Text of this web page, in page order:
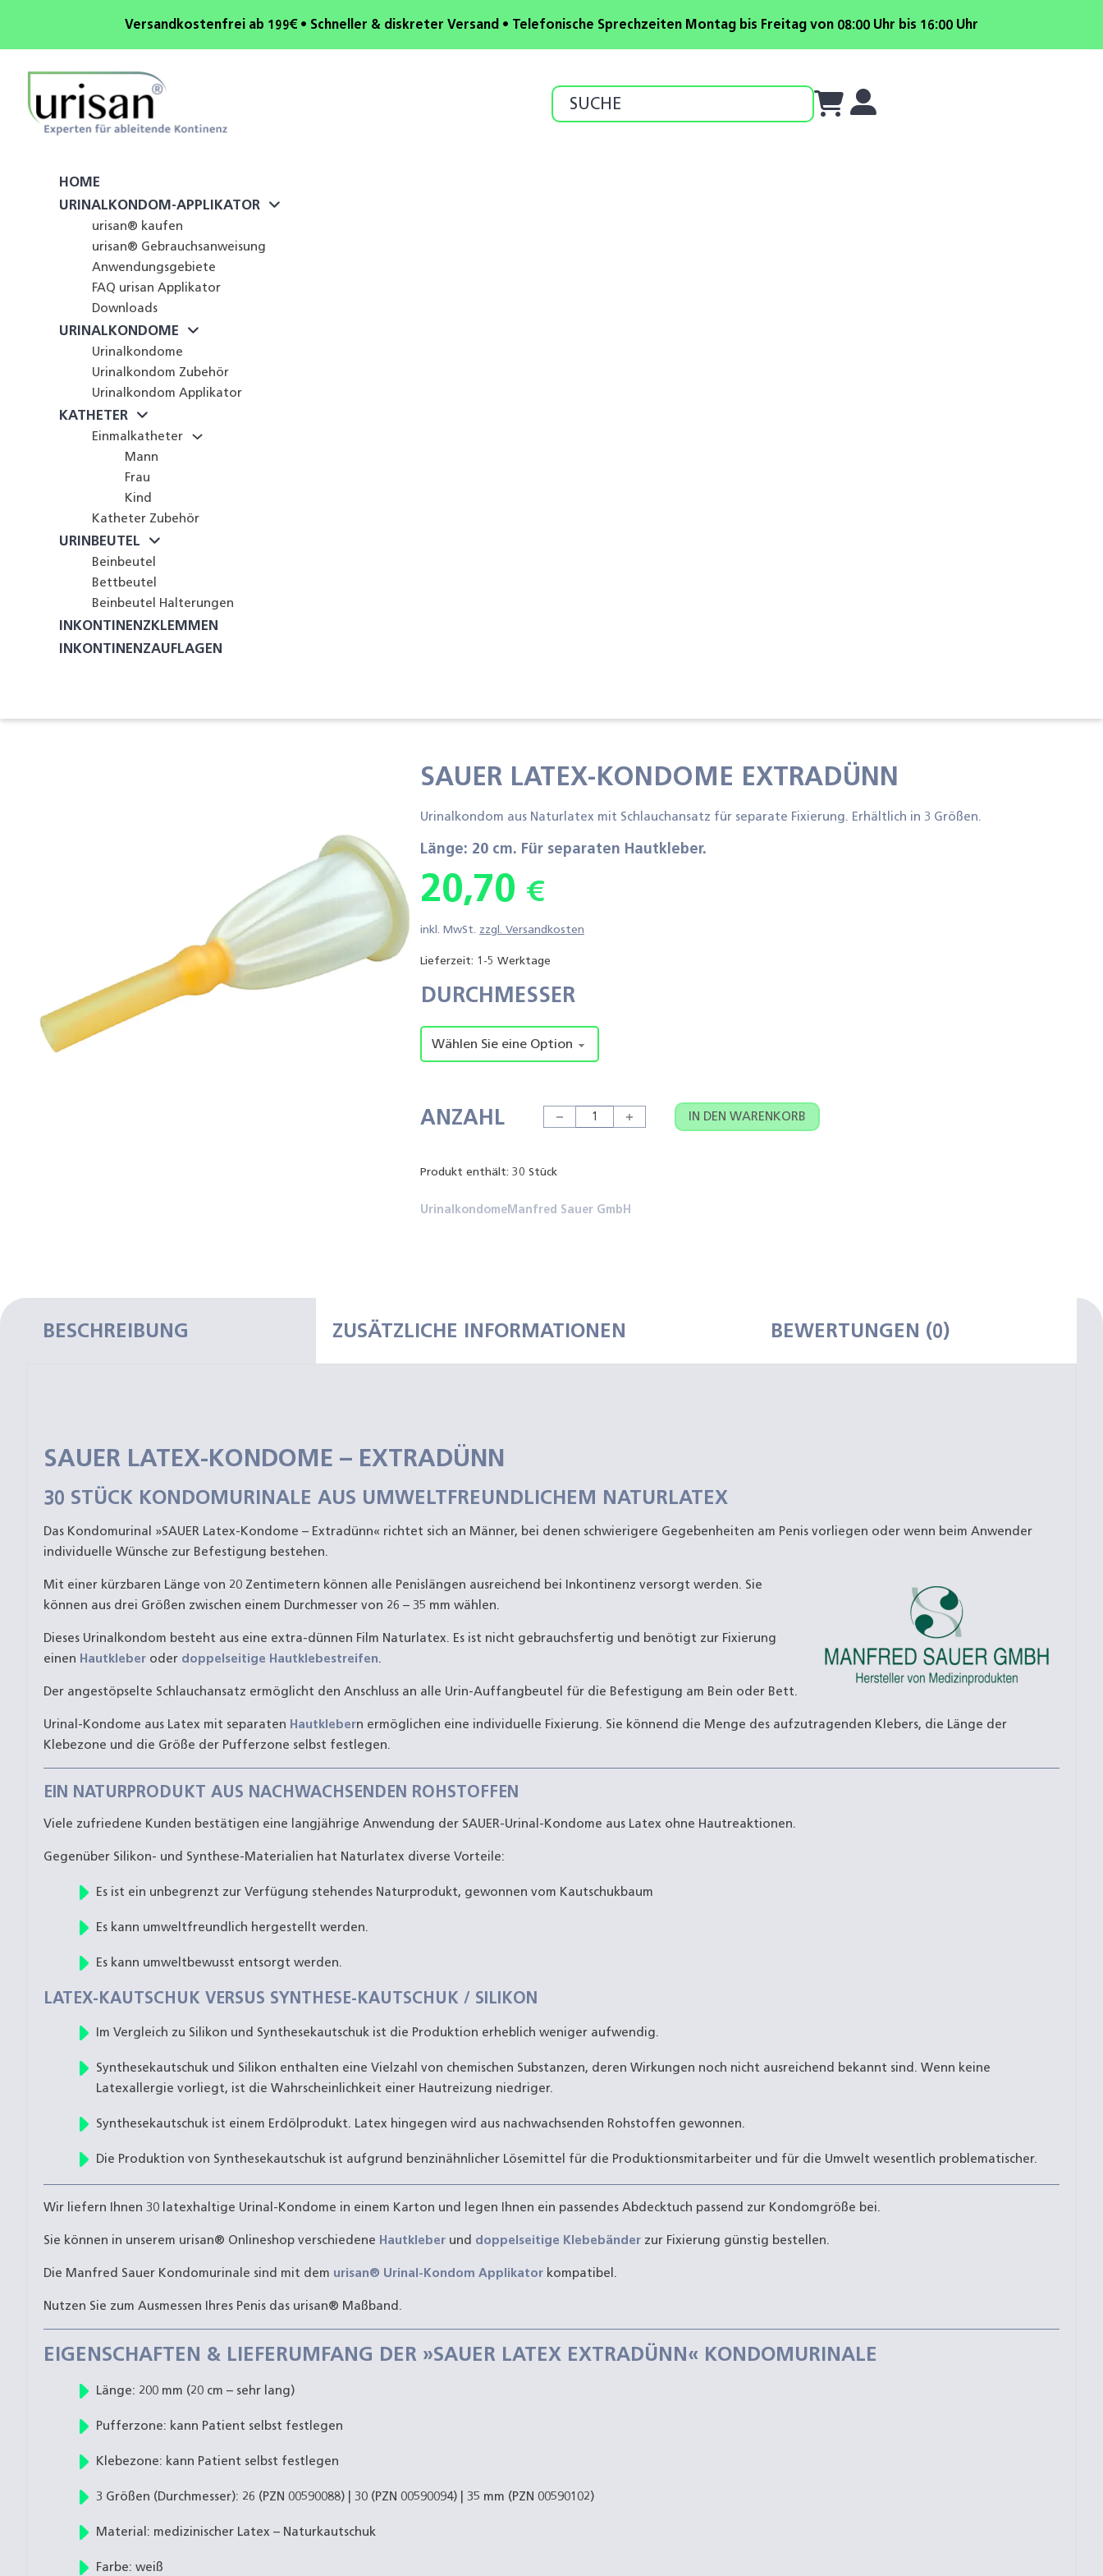
Versandkostenfrei ab 199€ • Schneller & diskreter Versand • Telefonische Sprechzeiten Montag bis Freitag von 08:00 Uhr bis 16:00 Uhr
Search
HOME
URINALKONDOM-APPLIKATOR
urisan® kaufen
urisan® Gebrauchsanweisung
Anwendungsgebiete
FAQ urisan Applikator
Downloads
URINALKONDOME
Urinalkondome
Urinalkondom Zubehör
Urinalkondom Applikator
KATHETER
Einmalkatheter
Mann
Frau
Kind
Katheter Zubehör
URINBEUTEL
Beinbeutel
Bettbeutel
Beinbeutel Halterungen
INKONTINENZKLEMMEN
INKONTINENZAUFLAGEN
SAUER LATEX-KONDOME EXTRADÜNN
Urinalkondom aus Naturlatex mit Schlauchansatz für separate Fixierung. Erhältlich in 3 Größen.
Länge: 20 cm. Für separaten Hautkleber.
20,70 €
inkl. MwSt. zzgl. Versandkosten
Lieferzeit: 1-5 Werktage
DURCHMESSER
ANZAHL SAUER Latex-Kondome Extradünn Menge
IN DEN WARENKORB
Produkt enthält: 30 Stück
UrinalkondomeManfred Sauer GmbH
BESCHREIBUNG ZUSÄTZLICHE INFORMATIONEN BEWERTUNGEN (0)
SAUER LATEX-KONDOME – EXTRADÜNN
30 STÜCK KONDOMURINALE AUS UMWELTFREUNDLICHEM NATURLATEX
Das Kondomurinal »SAUER Latex-Kondome – Extradünn« richtet sich an Männer, bei denen schwierigere Gegebenheiten am Penis vorliegen oder wenn beim Anwender
individuelle Wünsche zur Befestigung bestehen.
Mit einer kürzbaren Länge von 20 Zentimetern können alle Penislängen ausreichend bei Inkontinenz versorgt werden. Sie
können aus drei Größen zwischen einem Durchmesser von 26 – 35 mm wählen.
Dieses Urinalkondom besteht aus eine extra-dünnen Film Naturlatex. Es ist nicht gebrauchsfertig und benötigt zur Fixierung
einen Hautkleber oder doppelseitige Hautklebestreifen.
Der angestöpselte Schlauchansatz ermöglicht den Anschluss an alle Urin-Auffangbeutel für die Befestigung am Bein oder Bett.
Urinal-Kondome aus Latex mit separaten Hautklebern ermöglichen eine individuelle Fixierung. Sie könnend die Menge des aufzutragenden Klebers, die Länge der
Klebezone und die Größe der Pufferzone selbst festlegen.
EIN NATURPRODUKT AUS NACHWACHSENDEN ROHSTOFFEN
Viele zufriedene Kunden bestätigen eine langjährige Anwendung der SAUER-Urinal-Kondome aus Latex ohne Hautreaktionen.
Gegenüber Silikon- und Synthese-Materialien hat Naturlatex diverse Vorteile:
Es ist ein unbegrenzt zur Verfügung stehendes Naturprodukt, gewonnen vom Kautschukbaum
Es kann umweltfreundlich hergestellt werden.
Es kann umweltbewusst entsorgt werden.
LATEX-KAUTSCHUK VERSUS SYNTHESE-KAUTSCHUK / SILIKON
Im Vergleich zu Silikon und Synthesekautschuk ist die Produktion erheblich weniger aufwendig.
Synthesekautschuk und Silikon enthalten eine Vielzahl von chemischen Substanzen, deren Wirkungen noch nicht ausreichend bekannt sind. Wenn keine
Latexallergie vorliegt, ist die Wahrscheinlichkeit einer Hautreizung niedriger.
Synthesekautschuk ist einem Erdölprodukt. Latex hingegen wird aus nachwachsenden Rohstoffen gewonnen.
Die Produktion von Synthesekautschuk ist aufgrund benzinähnlicher Lösemittel für die Produktionsmitarbeiter und für die Umwelt wesentlich problematischer.
Wir liefern Ihnen 30 latexhaltige Urinal-Kondome in einem Karton und legen Ihnen ein passendes Abdecktuch passend zur Kondomgröße bei.
Sie können in unserem urisan® Onlineshop verschiedene Hautkleber und doppelseitige Klebebänder zur Fixierung günstig bestellen.
Die Manfred Sauer Kondomurinale sind mit dem urisan® Urinal-Kondom Applikator kompatibel.
Nutzen Sie zum Ausmessen Ihres Penis das urisan® Maßband.
EIGENSCHAFTEN & LIEFERUMFANG DER »SAUER LATEX EXTRADÜNN« KONDOMURINALE
Länge: 200 mm (20 cm – sehr lang)
Pufferzone: kann Patient selbst festlegen
Klebezone: kann Patient selbst festlegen
3 Größen (Durchmesser): 26 (PZN 00590088) | 30 (PZN 00590094) | 35 mm (PZN 00590102)
Material: medizinischer Latex – Naturkautschuk
Farbe: weiß